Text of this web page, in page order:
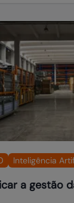
Inteligência
a gestão